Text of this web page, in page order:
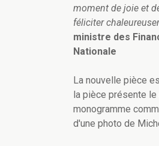
moment de joie et
féliciter
ministre des
Nationale
La nouvelle pièce
la pièce présente
monogramme
d'une photo de